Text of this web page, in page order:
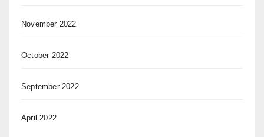
November 2022
October 2022
September 2022
April 2022